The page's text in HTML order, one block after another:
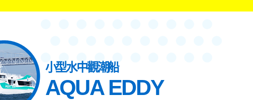
小型水中觀潮船
AQUA EDDY